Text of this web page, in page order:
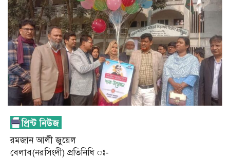
রমজান আলী জুয়েল
বেলাব(নরসিংদী) প্রতিনিধি ঃ-